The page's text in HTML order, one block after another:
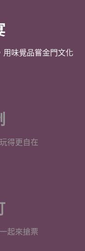
味覺品嘗金門文化
得更自在
起來搶票